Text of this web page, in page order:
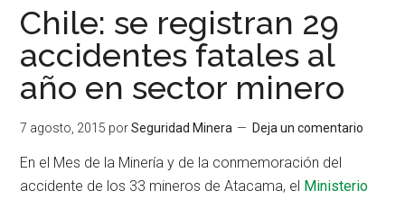
Chile: se registran 29
accidentes fatales al
año en sector minero
7 agosto, 2015 porSeguridad Minera Deja un comentario
En el Mes de la Minería y de la conmemoración del
accidente de los 33 mineros de Atacama, el Ministerio